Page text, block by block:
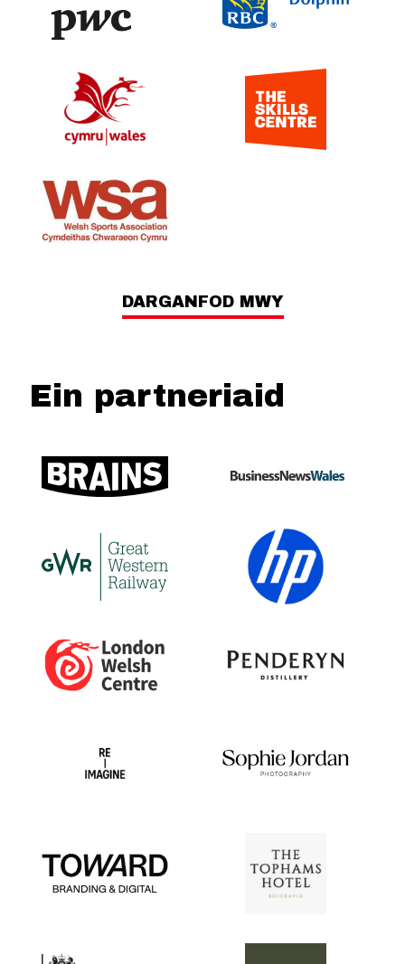
DARGANFOD MWY
Ein partneriaid